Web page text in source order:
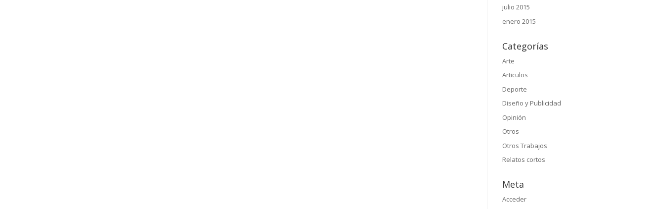
julio 2015
enero 2015
Categorías
Arte
Articulos
Deporte
Diseño y Publicidad
Opinión
Otros
Otros Trabajos
Relatos cortos
Meta
Acceder